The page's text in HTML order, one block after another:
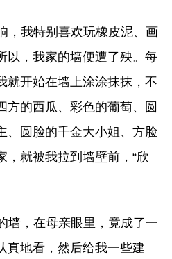
，我特别喜欢玩橡皮泥、画
以，我家的墙便遭了殃。每
就开始在墙上涂涂抹抹，不
方的西瓜、彩色的葡萄、圆
、圆脸的千金大小姐、方脸
就被我拉到墙壁前，“欣
墙，在母亲眼里，竟成了一
真地看，然后给我一些建